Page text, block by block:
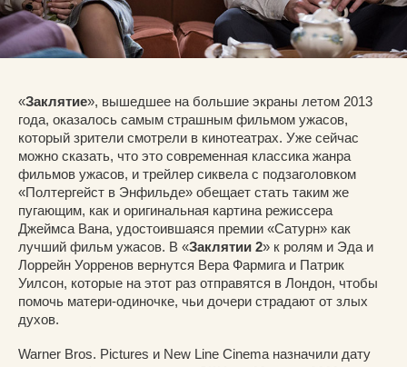
«Заклятие», вышедшее на большие экраны летом 2013
года, оказалось самым страшным фильмом ужасов,
который зрители смотрели в кинотеатрах. Уже сейчас
можно сказать, что это современная классика жанра
фильмов ужасов, и трейлер сиквела с подзаголовком
«Полтергейст в Энфильде» обещает стать таким же
пугающим, как и оригинальная картина режиссера
Джеймса Вана, удостоившаяся премии «Сатурн» как
лучший фильм ужасов. В «Заклятии 2» к ролям и Эда и
Лоррейн Уорренов вернутся Вера Фармига и Патрик
Уилсон, которые на этот раз отправятся в Лондон, чтобы
помочь матери-одиночке, чьи дочери страдают от злых
духов.
Warner Bros. Pictures и New Line Cinema назначили дату